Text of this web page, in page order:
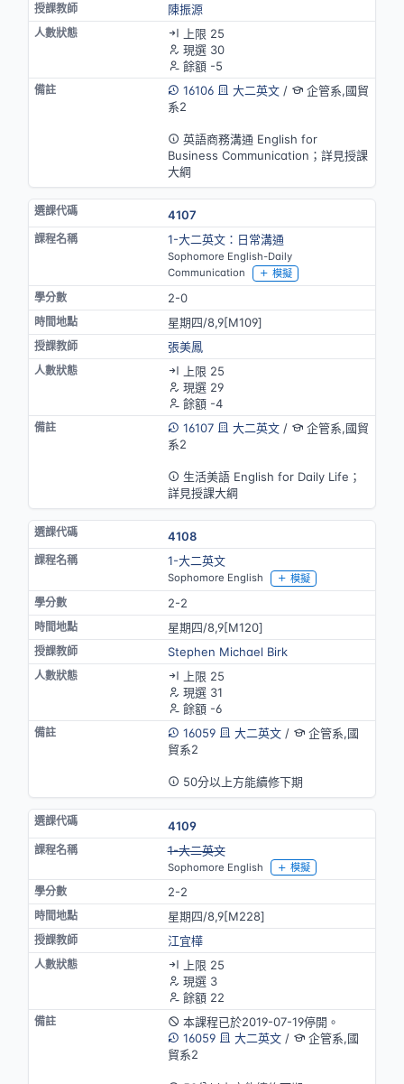
陳振源
上限 25
現選 30
餘額 -5
16106
大二英文/
企管系,國貿
系2
英語商務溝通 English for
Business Communication；詳見授課
大綱
4107
1-大二英文：日常溝通
Sophomore English-Daily
Communication
模擬
2-0
星期四/8,9[M109]
張美鳳
上限 25
現選 29
餘額 -4
16107
大二英文/
企管系,國貿
系2
生活美語 English for Daily Life；
詳見授課大綱
4108
1-大二英文
Sophomore English 模擬
2-2
星期四/8,9[M120]
Stephen Michael Birk
上限 25
現選 31
餘額 -6
16059
大二英文/
企管系,國
貿系2
50分以上方能續修下期
4109
1-大二英文
Sophomore English 模擬
2-2
星期四/8,9[M228]
江宜樺
上限 25
現選 3
餘額 22
本課程已於2019-07-19停開。
16059
大二英文/
企管系,國
貿系2